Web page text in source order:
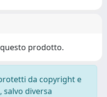
prodotto.
da copyright e
diversa